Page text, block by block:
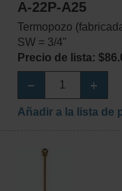
A-22P-A25
Termopozo
SW = 3/4"
Precio de lista:
Añadir a la lista de